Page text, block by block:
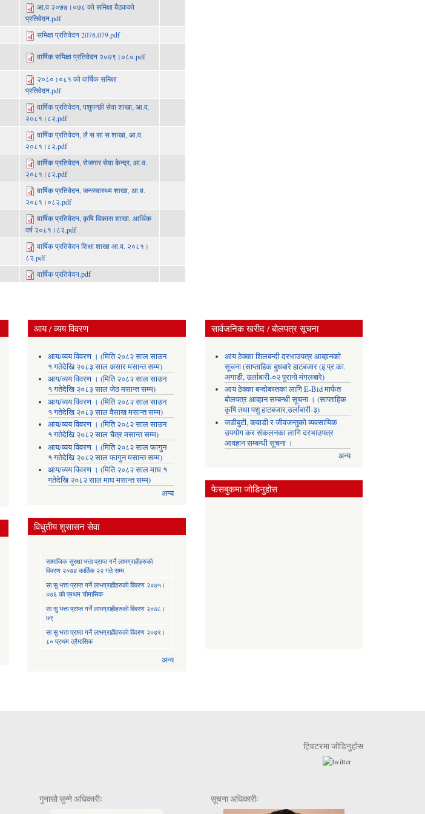
आ.व २०७७।०७८ को समिक्षा बैठकको
प्रतिवेदन.pdf
समिक्षा प्रतिवेदन 2078.079.pdf
वार्षिक समिक्षा प्रतिवेदन २०७९।०८०.pdf
२०८०।०८१ को वार्षिक समिक्षा
प्रतिवेदन.pdf
वार्षिक प्रतिवेदन, पशुपन्छी सेवा शाखा, आ.व.
२०८१।८२.pdf
वार्षिक प्रतिवेदन, लै स सा स शाखा, आ.व.
२०८१।८२.pdf
वार्षिक प्रतिवेदन, रोजगार सेवा केन्द्र, आ.व.
२०८१।८२.pdf
वार्षिक प्रतिवेदन, जनस्वास्थ्य शाखा, आ.व.
२०८१।०८२.pdf
वार्षिक प्रतिवेदन, कृषि विकास शाखा, आर्थिक
वर्ष २०८१।८२.pdf
वार्षिक प्रतिवेदन शिक्षा शाखा आ.व. २०८१।
८२.pdf
वार्षिक प्रतिवेदन.pdf
आय / व्यय विवरण
आय/व्यय विवरण । (मिति २०८२ साल साउन
१ गतेदेखि २०८३ साल असार मसान्त सम्म)
आय/व्यय विवरण । (मिति २०८२ साल साउन
१ गतेदेखि २०८३ साल जेठ मसान्त सम्म)
आय/व्यय विवरण । (मिति २०८२ साल साउन
१ गतेदेखि २०८३ साल वैसाख मसान्त सम्म)
आय/व्यय विवरण । (मिति २०८२ साल साउन
१ गतेदेखि २०८२ साल चैत्र मसान्त सम्म)
आय/व्यय विवरण । (मिति २०८२ साल फागुन
१ गतेदेखि २०८२ साल फागुन मसान्त सम्म)
आय/व्यय विवरण । (मिति २०८२ साल माघ १
गतेदेखि २०८२ साल माघ मसान्त सम्म)
अन्य
विधुतीय शुसासन सेवा
सामाजिक सुरक्षा भत्ता प्राप्त गर्ने लाभग्राहीहरुकाे
विवरण २०७४ कार्तिक २२ गते सम्म
सा‍ सु भत्ता प्राप्त गर्ने लाभग्राहीहरुकाे विवरण २०७५।
०७६ काे प्रथम चाैमासिक
सा‍ सु भत्ता प्राप्त गर्ने लाभग्राहीहरुकाे विवरण २०७८।
७९
सा‍ सु भत्ता प्राप्त गर्ने लाभग्राहीहरुकाे विवरण २०७९।
८० प्रथम त्रैमासिक
अन्य
सार्वजनिक खरीद / बोलपत्र सूचना
आय ठेक्का शिलबन्दी दरभाउपत्र आव्हानको
सूचना (साप्ताहिक बुधबारे हाटबजार (इ.प्र.का.
अगाडी, उर्लाबारी-०२ पुरानो मंगलबारे)
आय ठेक्का बन्दोबस्तका लागि E-Bid मार्फत
बोलपत्र आव्हान सम्बन्धी सूचना । (साप्ताहिक
कृषि तथा पशु हाटबजार,उर्लाबारी-३)
जडीबुटी, कवाडी र जीवजन्तुको व्यवसायिक
उपयोग कर संकलनका लागि दरभाउपत्र
आवहान सम्बन्धी सूचना ।
अन्य
फेसबुकमा जोडिनुहोस
ट्विटरमा जोडिनुहोस
गुनासो सुन्ने अधिकारीः सूचना अधिकारीः